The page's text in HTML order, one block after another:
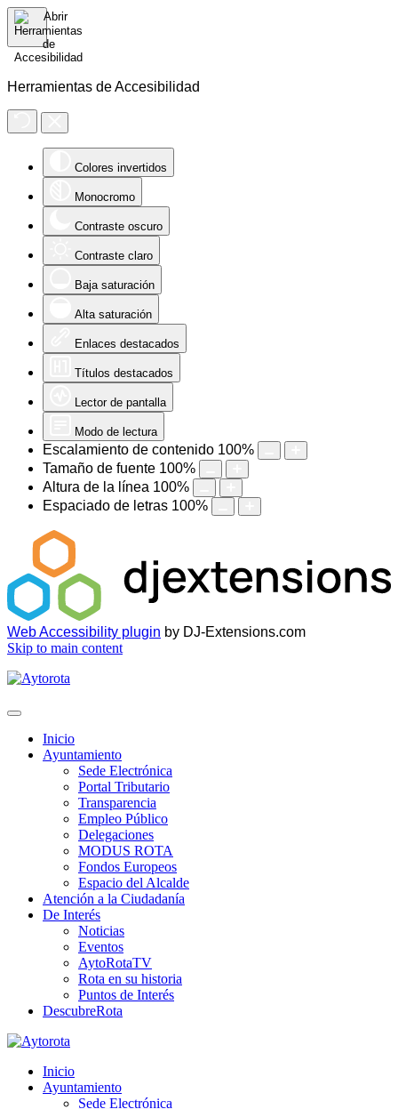
Herramientas de Accesibilidad
Colores invertidos
Monocromo
Contraste oscuro
Contraste claro
Baja saturación
Alta saturación
Enlaces destacados
Títulos destacados
Lector de pantalla
Modo de lectura
Escalamiento de contenido 100%
Tamaño de fuente 100%
Altura de la línea 100%
Espaciado de letras 100%
Web Accessibility plugin by DJ-Extensions.com
Skip to main content
Inicio
Ayuntamiento
Sede Electrónica
Portal Tributario
Transparencia
Empleo Público
Delegaciones
MODUS ROTA
Fondos Europeos
Espacio del Alcalde
Atención a la Ciudadanía
De Interés
Noticias
Eventos
AytoRotaTV
Rota en su historia
Puntos de Interés
DescubreRota
Inicio
Ayuntamiento
Sede Electrónica